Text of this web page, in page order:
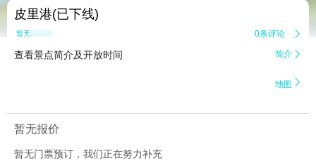
皮里港(已下线)
暂无点评 0条评论 
查看景点简介及开放时间 简介 
地图 
暂无报价
暂无门票预订，我们正在努力补充